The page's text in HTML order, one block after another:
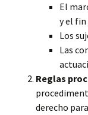
El
y el fin
Los
Las
Reglas
derecho